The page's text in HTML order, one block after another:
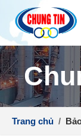
Trang chủ /